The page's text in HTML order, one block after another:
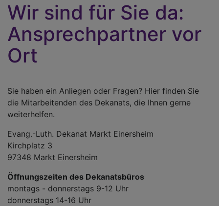
Wir sind für Sie da:
Ansprechpartner vor
Ort
Sie haben ein Anliegen oder Fragen? Hier finden Sie
die Mitarbeitenden des Dekanats, die Ihnen gerne
weiterhelfen.
Evang.-Luth. Dekanat Markt Einersheim
Kirchplatz 3
97348 Markt Einersheim
Öffnungszeiten des Dekanatsbüros
montags - donnerstags 9-12 Uhr
donnerstags 14-16 Uhr